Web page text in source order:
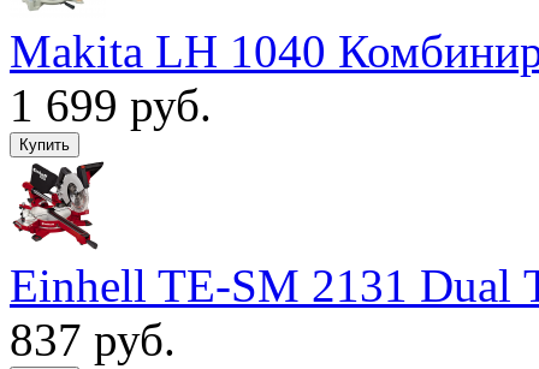
Makita LH 1040
1 699 руб.
Einhell TE-SM 2131 Dual
837 руб.